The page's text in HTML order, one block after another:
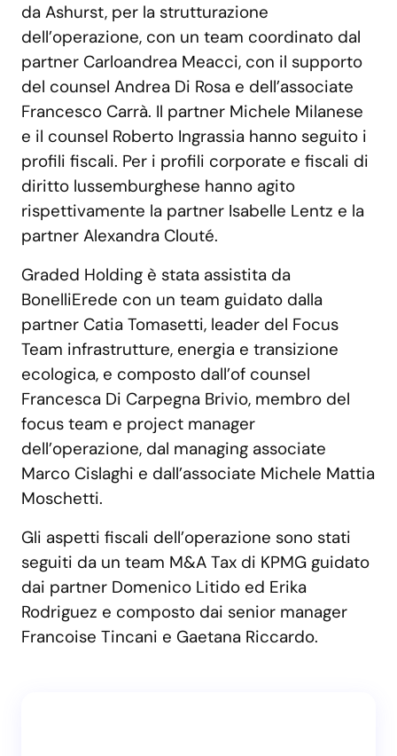
da Ashurst, per la strutturazione
dell’operazione, con un team coordinato dal
partner Carloandrea Meacci, con il supporto
del counsel Andrea Di Rosa e dell’associate
Francesco Carrà. Il partner Michele Milanese
e il counsel Roberto Ingrassia hanno seguito i
profili fiscali. Per i profili corporate e fiscali di
diritto lussemburghese hanno agito
rispettivamente la partner Isabelle Lentz e la
partner Alexandra Clouté.
Graded Holding è stata assistita da
BonelliErede con un team guidato dalla
partner Catia Tomasetti, leader del Focus
Team infrastrutture, energia e transizione
ecologica, e composto dall’of counsel
Francesca Di Carpegna Brivio, membro del
focus team e project manager
dell’operazione, dal managing associate
Marco Cislaghi e dall’associate Michele Mattia
Moschetti.
Gli aspetti fiscali dell’operazione sono stati
seguiti da un team M&A Tax di KPMG guidato
dai partner Domenico Litido ed Erika
Rodriguez e composto dai senior manager
Francoise Tincani e Gaetana Riccardo.